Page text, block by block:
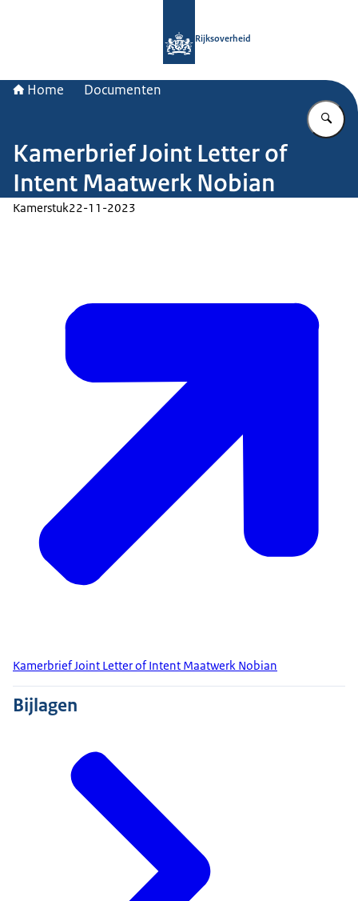
Rijksoverheid
Home Documenten
Kamerbrief Joint Letter of
Intent Maatwerk Nobian
Kamerstuk22-11-2023
Kamerbrief Joint Letter of Intent Maatwerk Nobian
Bijlagen